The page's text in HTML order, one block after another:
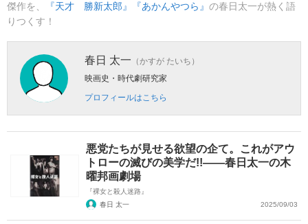
傑作を、
『天才 勝新太郎』 『あかんやつら』 の春日太一が熱く語
りつくす！
春日 太一 （かすが たいち）
映画史・時代劇研究家
プロフィールはこちら
悪党たちが見せる欲望の企て。これがアウ
トローの滅びの美学だ!!――春日太一の木
曜邦画劇場
『裸女と殺人迷路』
春日 太一
2025/09/03